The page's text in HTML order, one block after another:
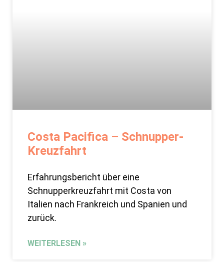
Costa Pacifica – Schnupper-
Kreuzfahrt
Erfahrungsbericht über eine
Schnupperkreuzfahrt mit Costa von
Italien nach Frankreich und Spanien und
zurück.
WEITERLESEN »